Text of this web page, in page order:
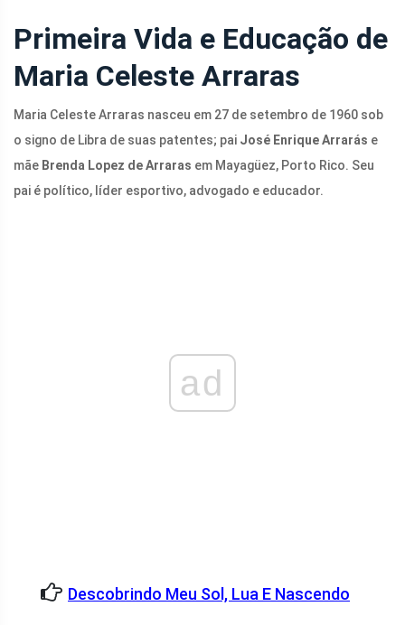
Primeira Vida e Educação de
Maria Celeste Arraras
Maria Celeste Arraras nasceu em 27 de setembro de 1960 sob
o signo de Libra de suas patentes; pai José Enrique Arrarás e
mãe Brenda Lopez de Arraras em Mayagüez, Porto Rico. Seu
pai é político, líder esportivo, advogado e educador.
ad
Descobrindo Meu Sol, Lua E Nascendo